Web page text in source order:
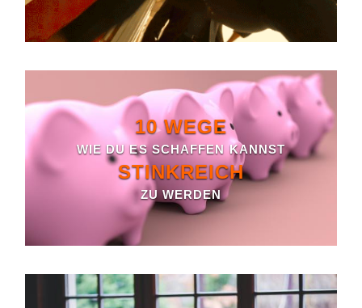
10 WEGE
WIE DU ES SCHAFFEN KANNST
STINKREICH
ZU WERDEN